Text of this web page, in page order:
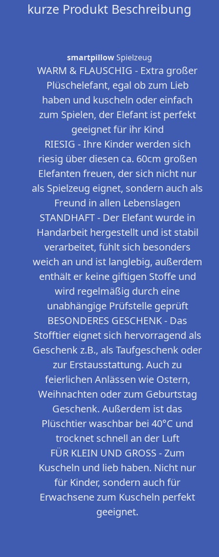
kurze Produkt Beschreibung
smartpillowSpielzeug
WARM & FLAUSCHIG - Extra großer
Plüschelefant, egal ob zum Lieb
haben und kuscheln oder einfach
zum Spielen, der Elefant ist perfekt
geeignet für ihr Kind
RIESIG - Ihre Kinder werden sich
riesig über diesen ca. 60cm großen
Elefanten freuen, der sich nicht nur
als Spielzeug eignet, sondern auch als
Freund in allen Lebenslagen
STANDHAFT - Der Elefant wurde in
Handarbeit hergestellt und ist stabil
verarbeitet, fühlt sich besonders
weich an und ist langlebig, außerdem
enthält er keine giftigen Stoffe und
wird regelmäßig durch eine
unabhängige Prüfstelle geprüft
BESONDERES GESCHENK - Das
Stofftier eignet sich hervorragend als
Geschenk z.B., als Taufgeschenk oder
zur Erstausstattung. Auch zu
feierlichen Anlässen wie Ostern,
Weihnachten oder zum Geburtstag
Geschenk. Außerdem ist das
Plüschtier waschbar bei 40°C und
trocknet schnell an der Luft
FÜR KLEIN UND GROSS - Zum
Kuscheln und lieb haben. Nicht nur
für Kinder, sondern auch für
Erwachsene zum Kuscheln perfekt
geeignet.